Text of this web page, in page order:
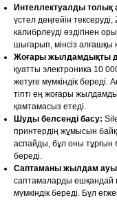
Интеллектуалды толық
үстел деңгейін
калибрлеуді өздігінен
шығарып, мінсіз алғашқы
Жоғары жылдамдықты
қуатты электроника 10
жетуге мүмкіндік
тіпті ең жоғары
қамтамасыз етеді.
Шуды белсенді басу:
принтердің жұмысын
аспайды, бұл оны тұрғын
береді.
Саптаманы жылдам
саптамаларды ешқандай
мүмкіндік береді. Бұл